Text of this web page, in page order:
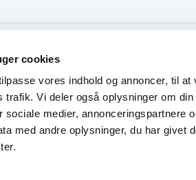
cookies
vores indhold og annoncer, til
trafik. Vi deler også oplysninger om
sociale medier, annonceringspartnere
med andre oplysninger, du har givet
Læsø
ARTIKLER
ApS , Havnegade 29, 2. 1058 København K